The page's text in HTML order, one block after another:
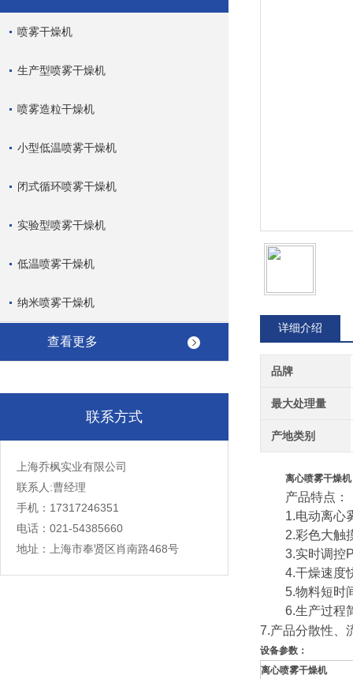
喷雾干燥机
生产型喷雾干燥机
喷雾造粒干燥机
小型低温喷雾干燥机
闭式循环喷雾干燥机
实验型喷雾干燥机
低温喷雾干燥机
纳米喷雾干燥机
查看更多
联系方式
上海乔枫实业有限公司
联系人:曹经理
手机：17317246351
电话：021-54385660
地址：上海市奉贤区肖南路468号
详细介绍
品牌
最大处理量
产地类别
离心喷雾干燥
产品特点：
1.电动离心雾
2.彩色大触摸
3.实时调控
4.干燥速度快
5.物料短时间
6.生产过程简
7.产品分散性、
设备参数：
离心喷雾干燥机